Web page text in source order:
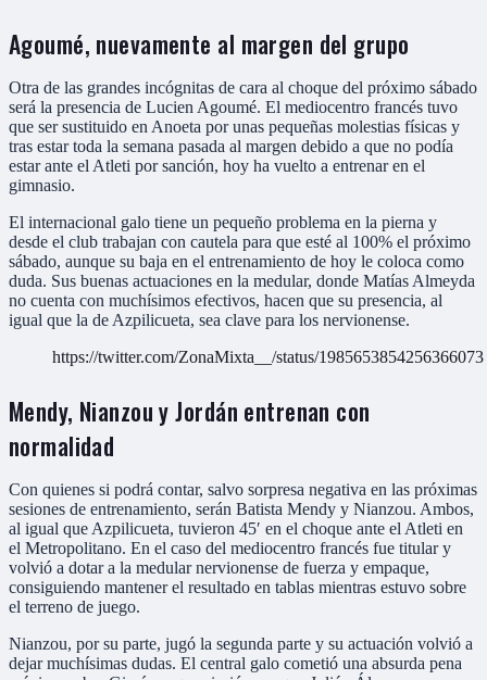
Agoumé, nuevamente al margen del grupo
Otra de las grandes incógnitas de cara al choque del próximo sábado
será la presencia de Lucien Agoumé. El mediocentro francés tuvo
que ser sustituido en Anoeta por unas pequeñas molestias físicas y
tras estar toda la semana pasada al margen debido a que no podía
estar ante el Atleti por sanción, hoy ha vuelto a entrenar en el
gimnasio.
El internacional galo tiene un pequeño problema en la pierna y
desde el club trabajan con cautela para que esté al 100% el próximo
sábado, aunque su baja en el entrenamiento de hoy le coloca como
duda. Sus buenas actuaciones en la medular, donde Matías Almeyda
no cuenta con muchísimos efectivos, hacen que su presencia, al
igual que la de Azpilicueta, sea clave para los nervionense.
https://twitter.com/ZonaMixta__/status/1985653854256366073
Mendy, Nianzou y Jordán entrenan con
normalidad
Con quienes si podrá contar, salvo sorpresa negativa en las próximas
sesiones de entrenamiento, serán Batista Mendy y Nianzou. Ambos,
al igual que Azpilicueta, tuvieron 45′ en el choque ante el Atleti en
el Metropolitano. En el caso del mediocentro francés fue titular y
volvió a dotar a la medular nervionense de fuerza y empaque,
consiguiendo mantener el resultado en tablas mientras estuvo sobre
el terreno de juego.
Nianzou, por su parte, jugó la segunda parte y su actuación volvió a
dejar muchísimas dudas. El central galo cometió una absurda pena